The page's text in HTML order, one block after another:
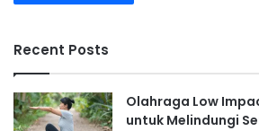
Recent Posts
Olahraga Low
untuk Melindungi